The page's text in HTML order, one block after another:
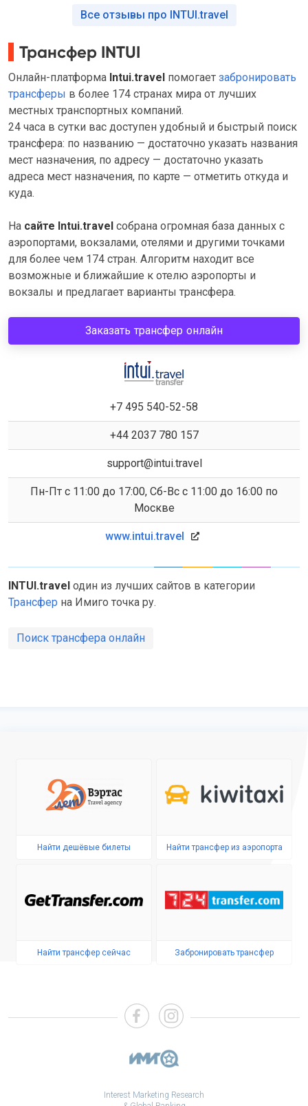
Все отзывы про INTUI.travel
Трансфер INTUI
Онлайн-платформа Intui.travel помогает забронировать
трансферы в более 174 странах мира от лучших
местных транспортных компаний.
24 часа в сутки вас доступен удобный и быстрый поиск
трансфера: по названию — достаточно указать названия
мест назначения, по адресу — достаточно указать
адреса мест назначения, по карте — отметить откуда и
куда.
На сайте Intui.travel собрана огромная база данных с
аэропортами, вокзалами, отелями и другими точками
для более чем 174 стран. Алгоритм находит все
возможные и ближайшие к отелю аэропорты и
вокзалы и предлагает варианты трансфера.
Заказать трансфер онлайн
+7 495 540-52-58
+44 2037 780 157
support@intui.travel
Пн-Пт с 11:00 до 17:00, Сб-Вс с 11:00 до 16:00 по
Москве
www.intui.travel
INTUI.travel один из лучших сайтов в категории
Трансфер на Имиго точка ру.
Поиск трансфера онлайн
Найти дешёвые билеты Найти трансфер из аэропорта
Найти трансфер сейчас Забронировать трансфер
Interest Marketing Research